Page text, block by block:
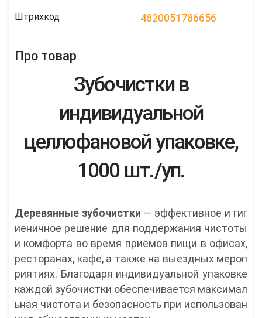
Штрихкод 4820051786656
Про товар
Зубочистки в
индивидуальной
целлофановой упаковке,
1000 шт./уп.
Деревянные зубочистки — эффективное и гиг
иеничное решение для поддержания чистоты
и комфорта во время приёмов пищи в офисах,
ресторанах, кафе, а также на выездных мероп
риятиях. Благодаря индивидуальной упаковке
каждой зубочистки обеспечивается максимал
ьная чистота и безопасность при использован